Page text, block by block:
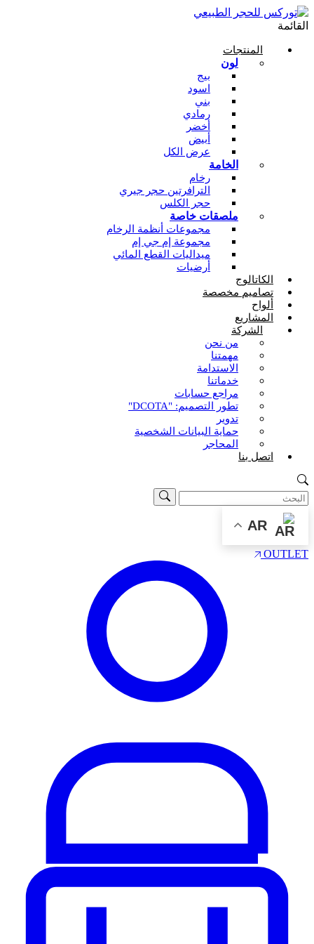
القائمة
المنتجات
لون
بيج
اسود
بني
رمادي
أخضر
أبيض
عرض الكل
الخامة
رخام
الترافرتين حجر جيري
حجر الكلس
ملصقات خاصة
مجموعات أنظمة الرخام
مجموعة إم جي إم
ميداليات القطع المائي
أرضيات
الكاتالوج
تصاميم مخصصة
ألواح
المشاريع
الشركة
من نحن
مهمتنا
الاستدامة
خدماتنا
مراجع حسابات
تطور التصميم: "DCOTA"
تدوير
حماية البيانات الشخصية
المحاجر
اتصل بنا
AR
OUTLET